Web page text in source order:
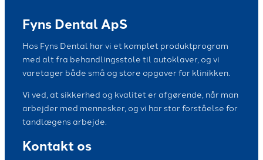
Fyns Dental ApS
Hos Fyns Dental har vi et komplet produktprogram
med alt fra behandlingsstole til autoklaver, og vi
varetager både små og store opgaver for klinikken.
Vi ved, at sikkerhed og kvalitet er afgørende, når man
arbejder med mennesker, og vi har stor forståelse for
tandlægens arbejde.
Kontakt os